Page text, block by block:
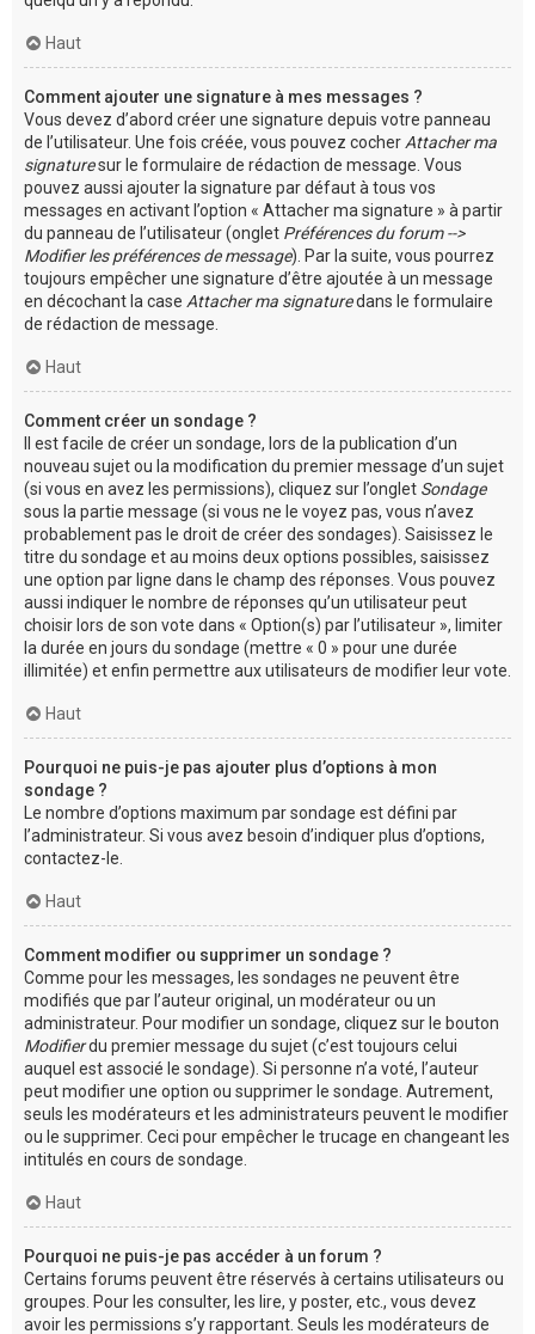
Haut
Comment ajouter une signature à mes messages ?
Vous devez d’abord créer une signature depuis votre panneau
de l’utilisateur. Une fois créée, vous pouvez cocher Attacher ma
signaturesur le formulaire de rédaction de message. Vous
pouvez aussi ajouter la signature par défaut à tous vos
messages en activant l’option « Attacher ma signature » à partir
du panneau de l’utilisateur (onglet Préférences du forum -->
Modifier les préférences de message). Par la suite, vous pourrez
toujours empêcher une signature d’être ajoutée à un message
en décochant la case Attacher ma signaturedans le formulaire
de rédaction de message.
Haut
Comment créer un sondage ?
Il est facile de créer un sondage, lors de la publication d’un
nouveau sujet ou la modification du premier message d’un sujet
(si vous en avez les permissions), cliquez sur l’onglet Sondage
sous la partie message (si vous ne le voyez pas, vous n’avez
probablement pas le droit de créer des sondages). Saisissez le
titre du sondage et au moins deux options possibles, saisissez
une option par ligne dans le champ des réponses. Vous pouvez
aussi indiquer le nombre de réponses qu’un utilisateur peut
choisir lors de son vote dans « Option(s) par l’utilisateur », limiter
la durée en jours du sondage (mettre « 0 » pour une durée
illimitée) et enfin permettre aux utilisateurs de modifier leur vote.
Haut
Pourquoi ne puis-je pas ajouter plus d’options à mon
sondage ?
Le nombre d’options maximum par sondage est défini par
l’administrateur. Si vous avez besoin d’indiquer plus d’options,
contactez-le.
Haut
Comment modifier ou supprimer un sondage ?
Comme pour les messages, les sondages ne peuvent être
modifiés que par l’auteur original, un modérateur ou un
administrateur. Pour modifier un sondage, cliquez sur le bouton
Modifierdu premier message du sujet (c’est toujours celui
auquel est associé le sondage). Si personne n’a voté, l’auteur
peut modifier une option ou supprimer le sondage. Autrement,
seuls les modérateurs et les administrateurs peuvent le modifier
ou le supprimer. Ceci pour empêcher le trucage en changeant les
intitulés en cours de sondage.
Haut
Pourquoi ne puis-je pas accéder à un forum ?
Certains forums peuvent être réservés à certains utilisateurs ou
groupes. Pour les consulter, les lire, y poster, etc., vous devez
avoir les permissions s’y rapportant. Seuls les modérateurs de